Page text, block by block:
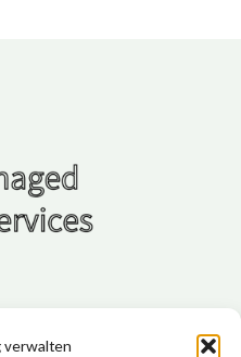
verwalten